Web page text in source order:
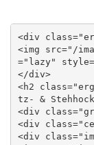
<div
<img src="/
="lazy"
</div>
<h2
tz- &
<div
<div
<div